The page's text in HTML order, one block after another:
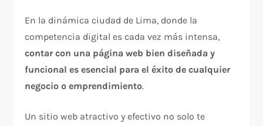
En la dinámica ciudad de Lima, donde la
competencia digital es cada vez más intensa,
contar con una página web bien diseñada y
funcional es esencial para el éxito de cualquier
negocio o emprendimiento.
Un sitio web atractivo y efectivo no solo te